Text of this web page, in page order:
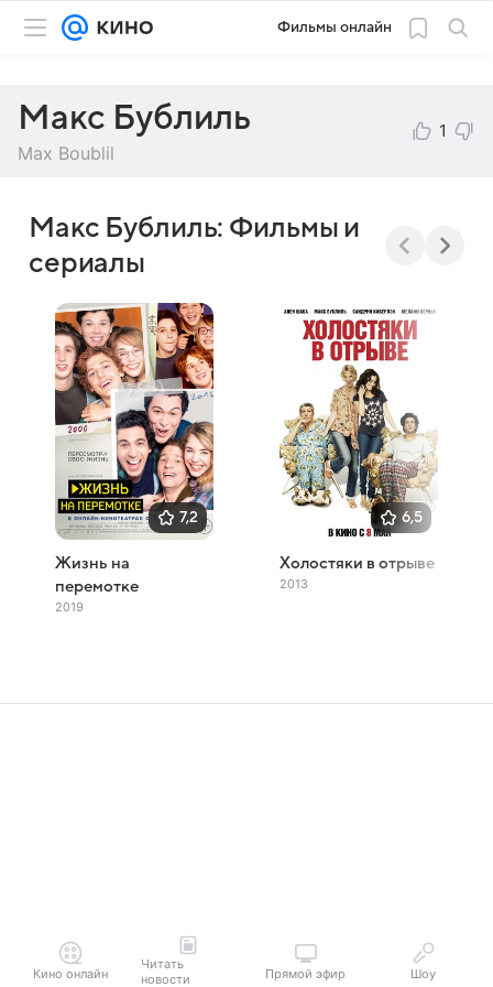
Фильмы онлайн
Макс Бублиль
Max Boublil
1
Макс Бублиль: Фильмы и
сериалы
7,2
Жизнь на
перемотке
2019
6,5
Холостяки в отрыве
2013
Кино онлайн
Читать
новости
Прямой эфир Шоу